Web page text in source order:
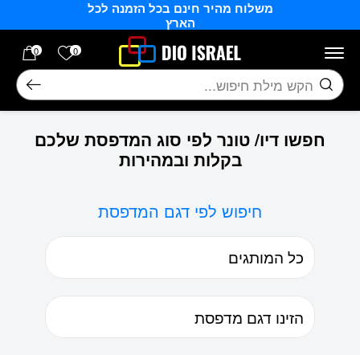
משלוח מהיר חינם בכל הזמנה לכל
הארץ
0 הרשימה
0
חיפוש
חפשו דיו/ טונר לפי סוג המדפסת שלכם
בקלות ובמהירות
חיפוש לפי דגם המדפסת